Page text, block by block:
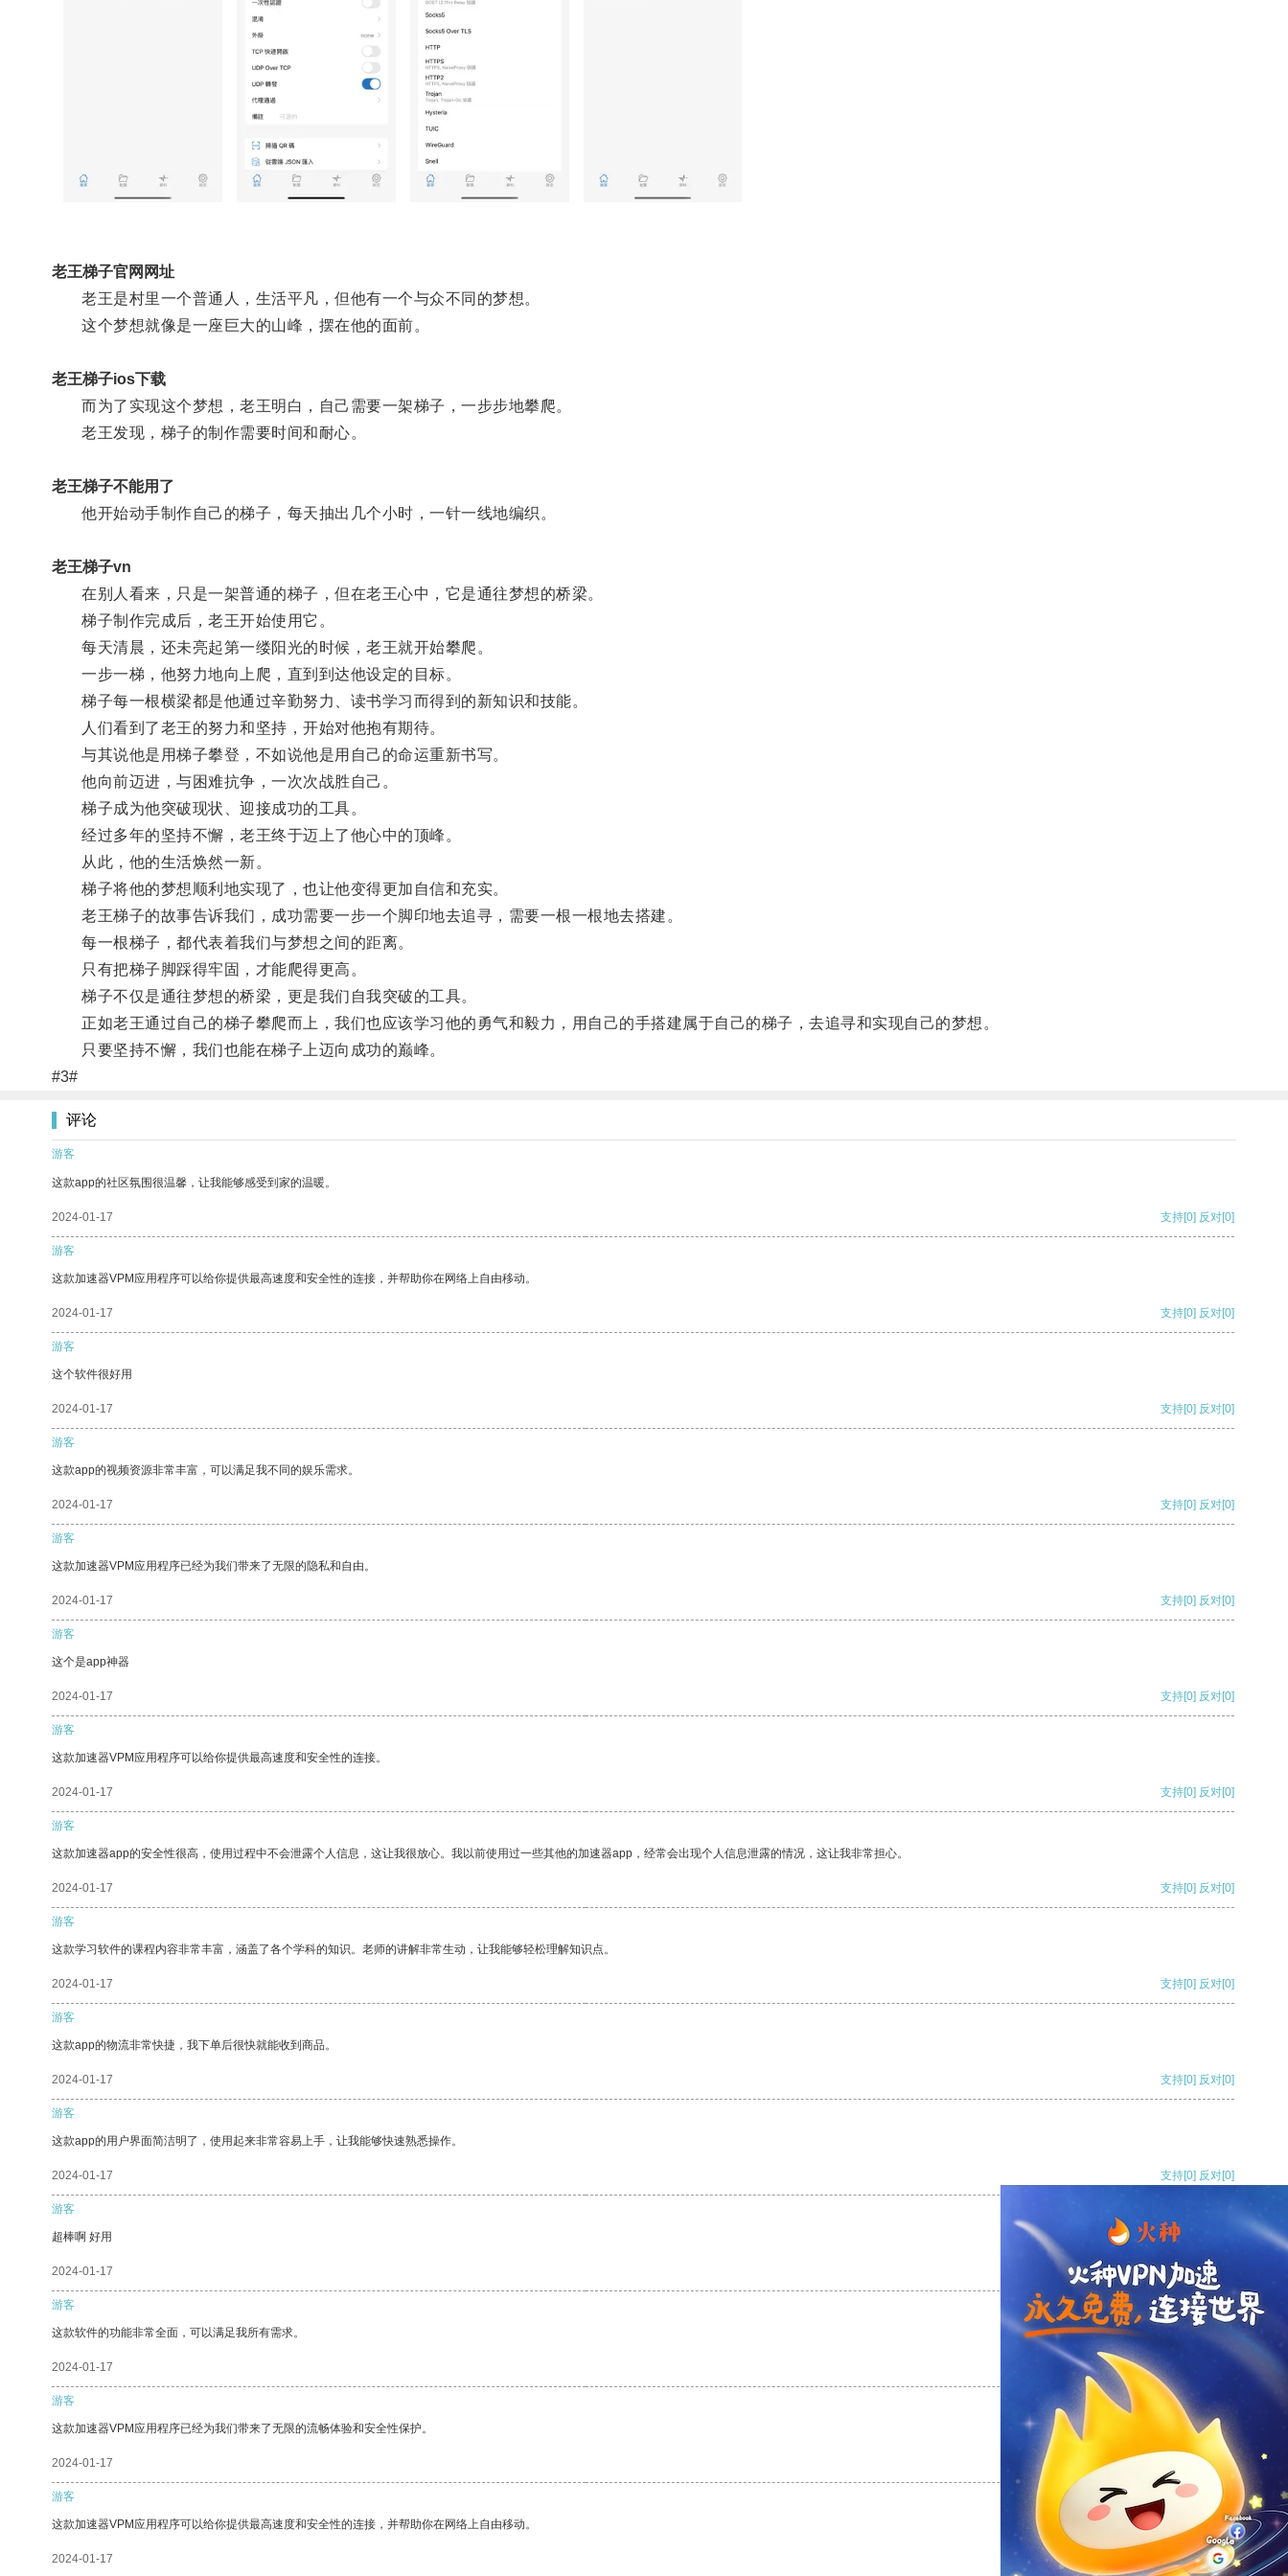
老王梯子官网网址
老王是村里一个普通人，生活平凡，但他有一个与众不同的梦想。
这个梦想就像是一座巨大的山峰，摆在他的面前。
老王梯子ios下载
而为了实现这个梦想，老王明白，自己需要一架梯子，一步步地攀爬。
老王发现，梯子的制作需要时间和耐心。
老王梯子不能用了
他开始动手制作自己的梯子，每天抽出几个小时，一针一线地编织。
老王梯子vn
在别人看来，只是一架普通的梯子，但在老王心中，它是通往梦想的桥梁。
梯子制作完成后，老王开始使用它。
每天清晨，还未亮起第一缕阳光的时候，老王就开始攀爬。
一步一梯，他努力地向上爬，直到到达他设定的目标。
梯子每一根横梁都是他通过辛勤努力、读书学习而得到的新知识和技能。
人们看到了老王的努力和坚持，开始对他抱有期待。
与其说他是用梯子攀登，不如说他是用自己的命运重新书写。
他向前迈进，与困难抗争，一次次战胜自己。
梯子成为他突破现状、迎接成功的工具。
经过多年的坚持不懈，老王终于迈上了他心中的顶峰。
从此，他的生活焕然一新。
梯子将他的梦想顺利地实现了，也让他变得更加自信和充实。
老王梯子的故事告诉我们，成功需要一步一个脚印地去追寻，需要一根一根地去搭建。
每一根梯子，都代表着我们与梦想之间的距离。
只有把梯子脚踩得牢固，才能爬得更高。
梯子不仅是通往梦想的桥梁，更是我们自我突破的工具。
正如老王通过自己的梯子攀爬而上，我们也应该学习他的勇气和毅力，用自己的手搭建属于自己的梯子，去追寻和实现自己的梦想。
只要坚持不懈，我们也能在梯子上迈向成功的巅峰。
#3#
评论
游客
这款app的社区氛围很温馨，让我能够感受到家的温暖。
2024-01-17 支持[0] 反对[0]
游客
这款加速器VPM应用程序可以给你提供最高速度和安全性的连接，并帮助你在网络上自由移动。
2024-01-17 支持[0] 反对[0]
游客
这个软件很好用
2024-01-17 支持[0] 反对[0]
游客
这款app的视频资源非常丰富，可以满足我不同的娱乐需求。
2024-01-17 支持[0] 反对[0]
游客
这款加速器VPM应用程序已经为我们带来了无限的隐私和自由。
2024-01-17 支持[0] 反对[0]
游客
这个是app神器
2024-01-17 支持[0] 反对[0]
游客
这款加速器VPM应用程序可以给你提供最高速度和安全性的连接。
2024-01-17 支持[0] 反对[0]
游客
这款加速器app的安全性很高，使用过程中不会泄露个人信息，这让我很放心。我以前使用过一些其他的加速器app，经常会出现个人信息泄露的情况，这让我非常担心。
2024-01-17 支持[0] 反对[0]
游客
这款学习软件的课程内容非常丰富，涵盖了各个学科的知识。老师的讲解非常生动，让我能够轻松理解知识点。
2024-01-17 支持[0] 反对[0]
游客
这款app的物流非常快捷，我下单后很快就能收到商品。
2024-01-17 支持[0] 反对[0]
游客
这款app的用户界面简洁明了，使用起来非常容易上手，让我能够快速熟悉操作。
2024-01-17 支持[0] 反对[0]
游客
超棒啊 好用
2024-01-17 支持[0] 反对
游客
这款软件的功能非常全面，可以满足我所有需求。
2024-01-17 支持
游客
这款加速器VPM应用程序已经为我们带来了无限的流畅体验和安全性保护。
2024-01-17 反对 [0]
游客
这款加速器VPM应用程序可以给你提供最高速度和安全性的连接，并帮助你在网络上自由移动。
2024-01-17 支持[0] 反对[0]